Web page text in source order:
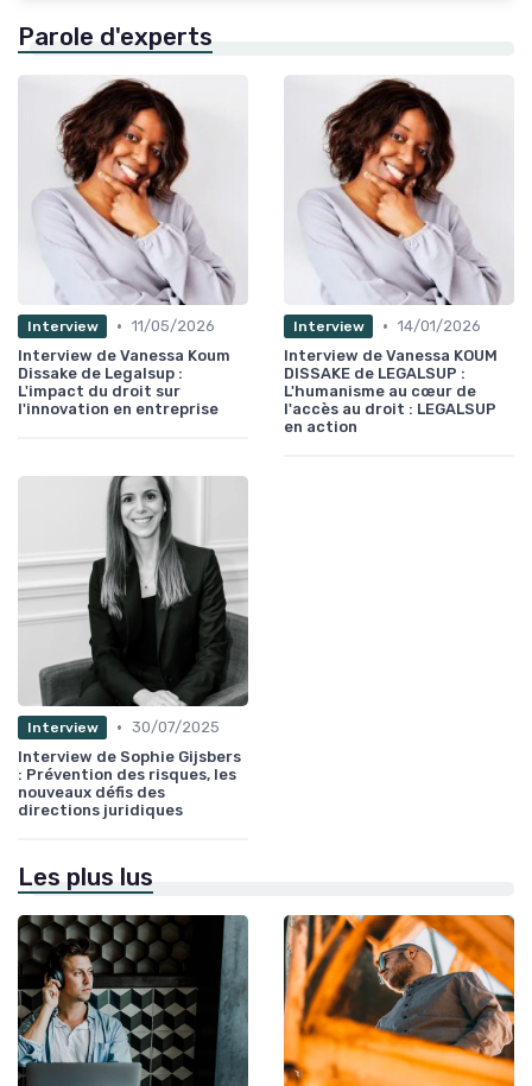
Parole d'experts
Interview • 11/05/2026
Interview de Vanessa Koum
Dissake de Legalsup :
L'impact du droit sur
l'innovation en entreprise
Interview • 14/01/2026
Interview de Vanessa KOUM
DISSAKE de LEGALSUP :
L'humanisme au cœur de
l'accès au droit : LEGALSUP
en action
Interview • 30/07/2025
Interview de Sophie Gijsbers
: Prévention des risques, les
nouveaux défis des
directions juridiques
Les plus lus